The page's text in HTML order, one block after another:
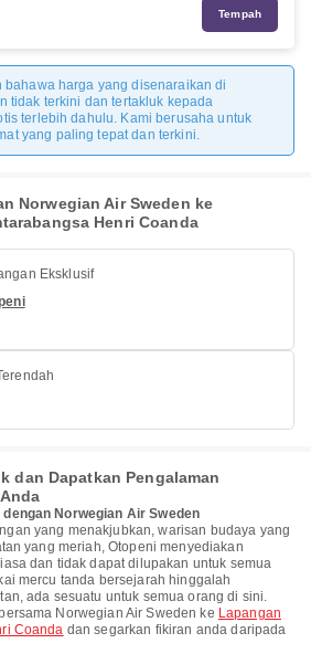
Tempah
harga yang disenaraikan di
tidak terkini dan tertakluk kepada
terlebih dahulu. Kami berusaha untuk
yang paling tepat dan terkini.
Norwegian Air Sweden ke
Henri Coanda
Eksklusif
dan Dapatkan Pengalaman
Norwegian Air Sweden
yang menakjubkan, warisan budaya yang
yang meriah, Otopeni menyediakan
dan tidak dapat dilupakan untuk semua
mercu tanda bersejarah hinggalah
ada sesuatu untuk semua orang di sini.
Norwegian Air Sweden ke Lapangan
Coanda dan segarkan fikiran anda daripada